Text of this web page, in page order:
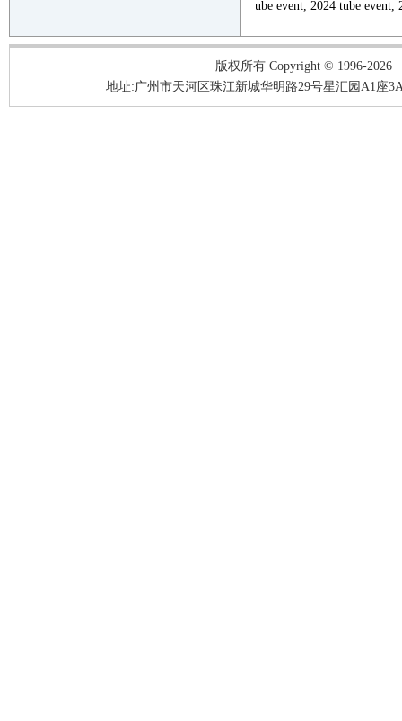
ube event, 2024 tube event,
版权所有 Copyright © 1996-2026
地址:广州市天河区珠江新城华明路29号星汇园A1座